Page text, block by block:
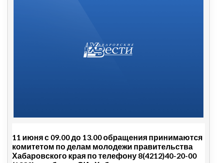
11 июня с 09.00 до 13.00 обращения принимаются
комитетом по делам молодежи правительства
Хабаровского края по телефону 8(4212)40-20-00